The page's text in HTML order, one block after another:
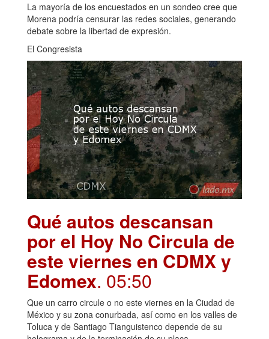
La mayoría de los encuestados en un sondeo cree que
Morena podría censurar las redes sociales, generando
debate sobre la libertad de expresión.
El Congresista
Qué autos descansan
por el Hoy No Circula de
este viernes en CDMX y
Edomex. 05:50
Que un carro circule o no este viernes en la Ciudad de
México y su zona conurbada, así como en los valles de
Toluca y de Santiago Tianguistenco depende de su